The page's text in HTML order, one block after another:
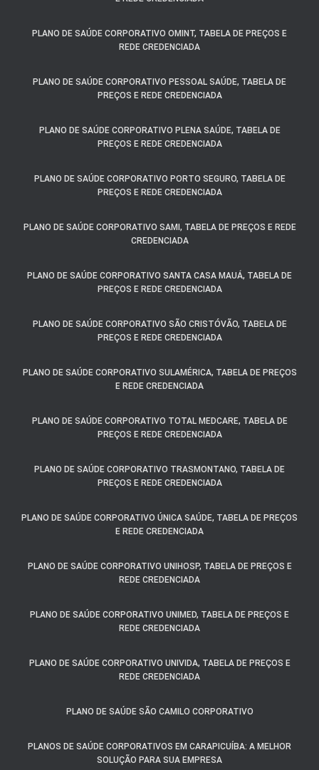
PLANO DE SAÚDE CORPORATIVO OMINT, TABELA DE PREÇOS E
REDE CREDENCIADA
PLANO DE SAÚDE CORPORATIVO PESSOAL SAÚDE, TABELA DE
PREÇOS E REDE CREDENCIADA
PLANO DE SAÚDE CORPORATIVO PLENA SAÚDE, TABELA DE
PREÇOS E REDE CREDENCIADA
PLANO DE SAÚDE CORPORATIVO PORTO SEGURO, TABELA DE
PREÇOS E REDE CREDENCIADA
PLANO DE SAÚDE CORPORATIVO SAMI, TABELA DE PREÇOS E REDE
CREDENCIADA
PLANO DE SAÚDE CORPORATIVO SANTA CASA MAUÁ, TABELA DE
PREÇOS E REDE CREDENCIADA
PLANO DE SAÚDE CORPORATIVO SÃO CRISTÓVÃO, TABELA DE
PREÇOS E REDE CREDENCIADA
PLANO DE SAÚDE CORPORATIVO SULAMÉRICA, TABELA DE PREÇOS
E REDE CREDENCIADA
PLANO DE SAÚDE CORPORATIVO TOTAL MEDCARE, TABELA DE
PREÇOS E REDE CREDENCIADA
PLANO DE SAÚDE CORPORATIVO TRASMONTANO, TABELA DE
PREÇOS E REDE CREDENCIADA
PLANO DE SAÚDE CORPORATIVO ÚNICA SAÚDE, TABELA DE PREÇOS
E REDE CREDENCIADA
PLANO DE SAÚDE CORPORATIVO UNIHOSP, TABELA DE PREÇOS E
REDE CREDENCIADA
PLANO DE SAÚDE CORPORATIVO UNIMED, TABELA DE PREÇOS E
REDE CREDENCIADA
PLANO DE SAÚDE CORPORATIVO UNIVIDA, TABELA DE PREÇOS E
REDE CREDENCIADA
PLANO DE SAÚDE SÃO CAMILO CORPORATIVO
PLANOS DE SAÚDE CORPORATIVOS EM CARAPICUÍBA: A MELHOR
SOLUÇÃO PARA SUA EMPRESA